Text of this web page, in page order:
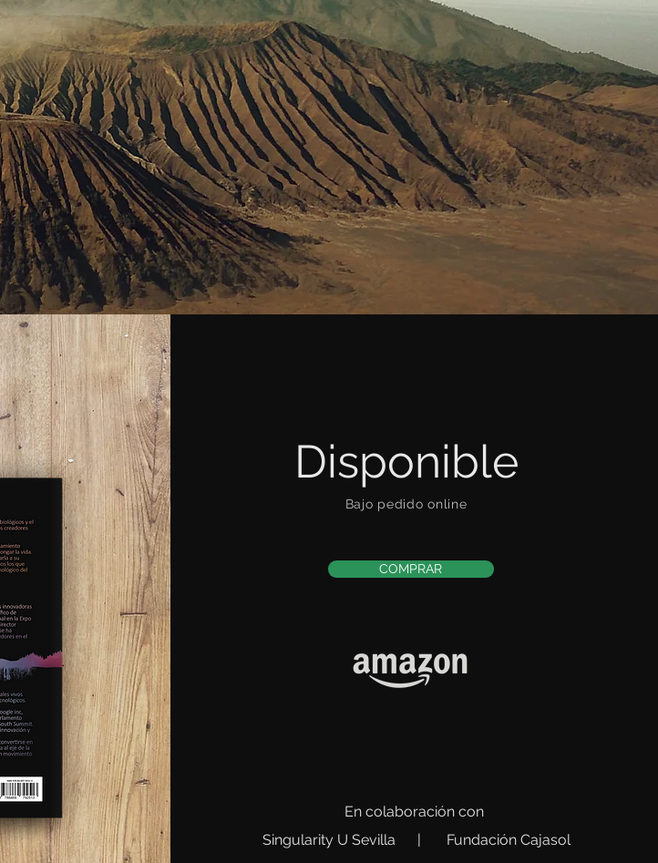
Disponible
Bajo pedido online
COMPRAR
En colaboración con
Singularity U Sevilla |
Fundación Cajasol